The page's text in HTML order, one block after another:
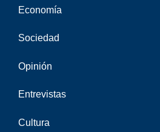
Economía
Sociedad
Opinión
Entrevistas
Cultura